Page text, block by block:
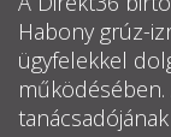

EN

Habony grúz-
ügyfelekkel
működésében.